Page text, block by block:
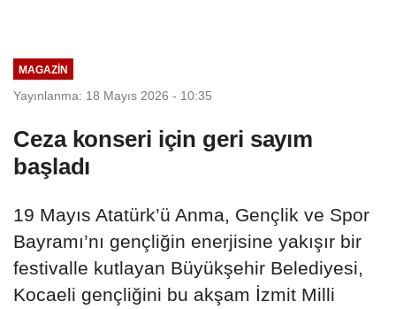
MAGAZİN
Yayınlanma: 18 Mayıs 2026 - 10:35
Ceza konseri için geri sayım
başladı
19 Mayıs Atatürk’ü Anma, Gençlik ve Spor
Bayramı’nı gençliğin enerjisine yakışır bir
festivalle kutlayan Büyükşehir Belediyesi,
Kocaeli gençliğini bu akşam İzmit Milli